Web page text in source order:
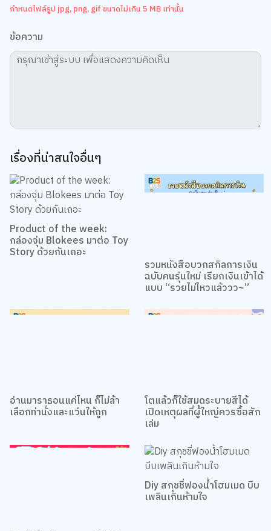
เรื่องที่น่าสนใจอื่นๆ
Product of the week:
กล่องจุ่ม Blokees มาต่อ Toy
Story ด้วยกันเถอะ
รวมหนังสือบวกสกิลการเงิน
ฉบับคนรุ่นใหม่ เรียกเงินเข้าได้
อ่านมาราธอนแค่ไหน ก็ไม่ล้า
เลือกท่านั่งและแว่นให้ถูก
โตแล้วก็ใช้สมุดระบายสีได้
เปิดเหตุผลที่ผู้ใหญ่ควรซื้อสัก
เล่ม
Diy สกุชชี่ฟองน้ำโฮมเมด บีบ
เพลินเกินห้ามใจ
เราใช้คุกกี้เพื่อเพิ่มประสบการณ์ที่ดีในการใช้เว็บไซต์ แสดงเนื้อหาและโฆษณาให้
ตรงกับความสนใจ รวมถึงเพื่อวิเคราะห์การเข้าใช้งานเว็บไซต์และทำความเข้าใจ
ว่าผู้ใช้งานมาจากที่ใด คุณสามารถเลือกตั้งค่าความยินยอมการใช้คุกกี้ได้ โดย
คลิก “การตั้งค่าคุกกี้” นโยบายคุกกี้